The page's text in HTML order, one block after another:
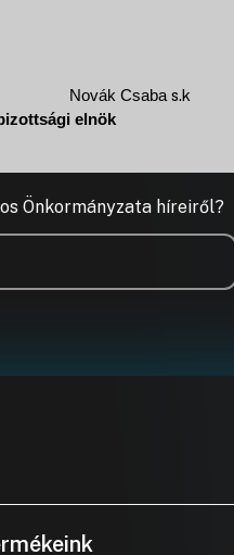
Novák Csaba s.k
bizottsági elnök
Önkormányzata híreiről?